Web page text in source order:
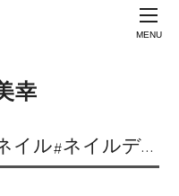
MENU
幸
イル#ネイルデ…